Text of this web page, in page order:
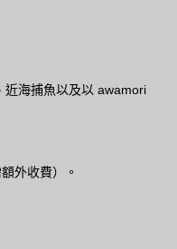
近海捕魚以及以 awamori
外收費）。